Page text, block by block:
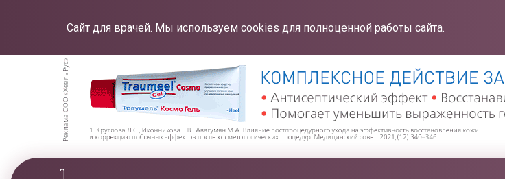
Сайт для врачей. Мы используем cookies для полноценной работы сайта.